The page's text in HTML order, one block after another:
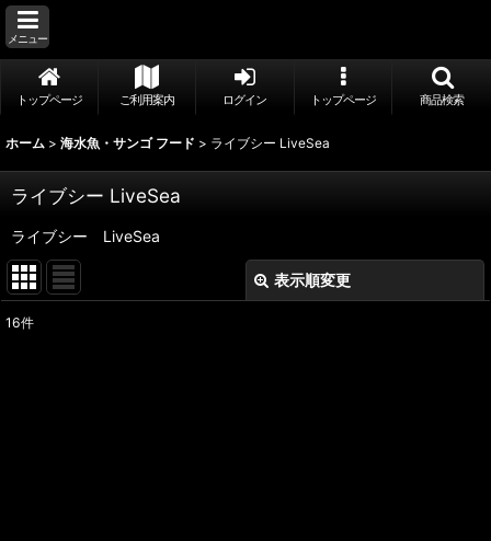
メニュー
トップページ ご利用案内 ログイン トップページ 商品検索
ホーム > 海水魚・サンゴ フード > ライブシー LiveSea
ライブシー LiveSea
ライブシー LiveSea
表示順変更
16件